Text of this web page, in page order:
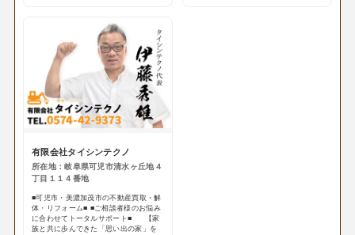
有限会社タイシンテクノ
所在地：岐阜県可児市清水ヶ丘地４
丁目１１４番地
■可児市・美濃加茂市の不動産買取・解
体・リフォーム■ ■ご相談者様のお悩み
に合わせてトータルサポート■ 【家
族と共に歩んできた「思い出の家」を